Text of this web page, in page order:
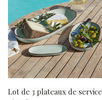
Lot de 3 plateaux de service